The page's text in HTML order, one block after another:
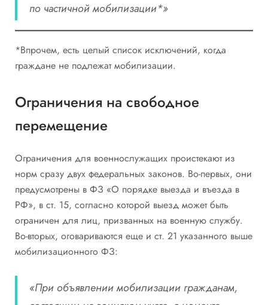
по частичной мобилизации*»
*Впрочем, есть целый список исключений, когда
граждане не подлежат мобилизации.
Ограничения на свободное
перемещение
Ограничения для военнослужащих проистекают из
норм сразу двух федеральных законов. Во-первых, они
предусмотрены в ФЗ «О порядке выезда и въезда в
РФ», в ст. 15, согласно которой выезд может быть
ограничен для лиц, призванных на военную службу.
Во-вторых, оговариваются еще и ст. 21 указанного выше
мобилизационного ФЗ:
«При объявлении мобилизации гражданам,